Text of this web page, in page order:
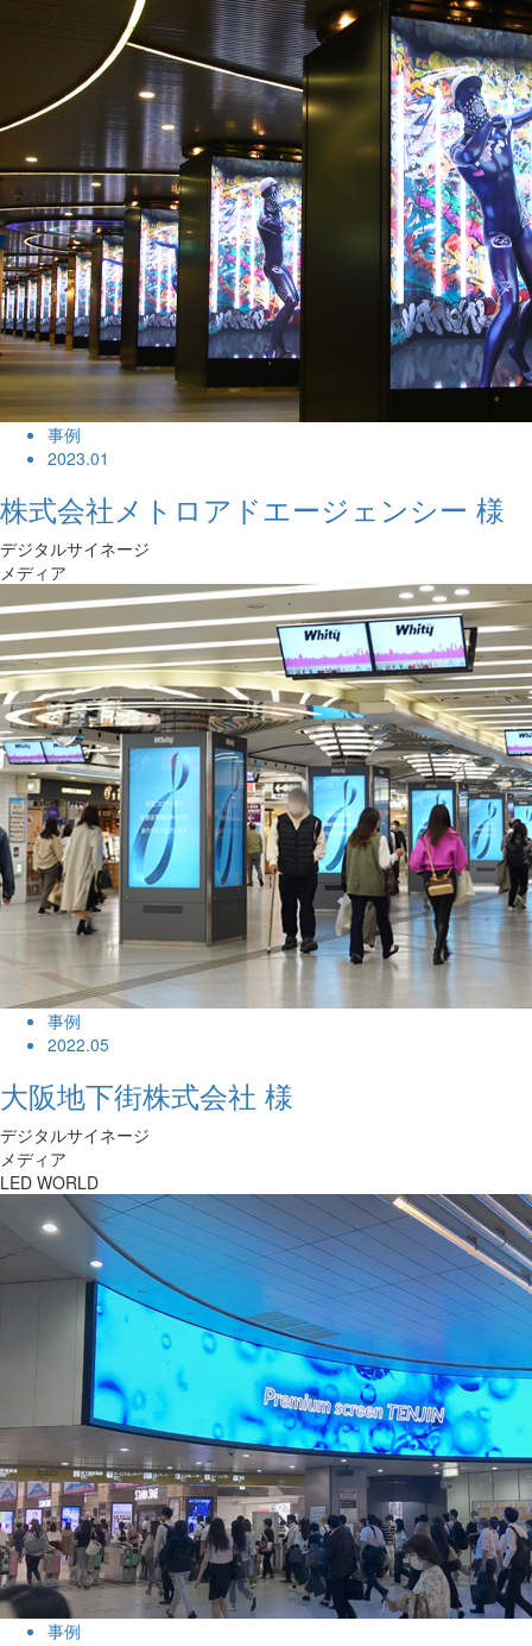
事例
2023.01
株式会社メトロアドエージェンシー 様
デジタルサイネージ
メディア
事例
2022.05
大阪地下街株式会社 様
デジタルサイネージ
メディア
LED WORLD
事例